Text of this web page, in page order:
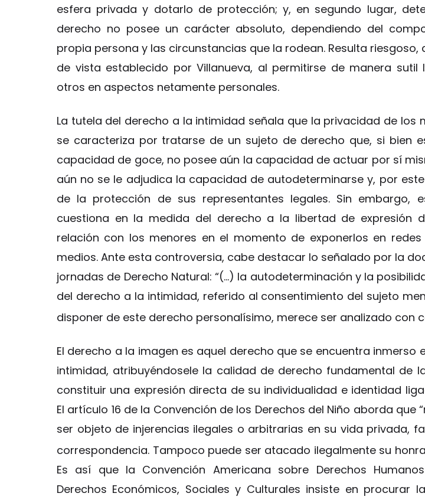
esfera privada y dotarlo de protección; y, en segundo lugar,
derecho no posee un carácter absoluto, dependiendo del
propia persona y las circunstancias que la rodean. Resulta riesgoso,
de vista establecido por Villanueva, al permitirse de manera sutil
otros en aspectos netamente personales.
La tutela del derecho a la intimidad señala que la privacidad de los
se caracteriza por tratarse de un sujeto de derecho que, si bien
capacidad de goce, no posee aún la capacidad de actuar por sí
aún no se le adjudica la capacidad de autodeterminarse y, por
de la protección de sus representantes legales. Sin embargo,
cuestiona en la medida del derecho a la libertad de expresión
relación con los menores en el momento de exponerlos en
medios. Ante esta controversia, cabe destacar lo señalado por la
jornadas de Derecho Natural: “(…) la autodeterminación y la
del derecho a la intimidad, referido al consentimiento del sujeto
disponer de este derecho personalísimo, merece ser analizado con
El derecho a la imagen es aquel derecho que se encuentra inmerso
intimidad, atribuyéndosele la calidad de derecho fundamental de
constituir una expresión directa de su individualidad e identidad
El artículo 16 de la Convención de los Derechos del Niño aborda que
ser objeto de injerencias ilegales o arbitrarias en su vida privada,
correspondencia. Tampoco puede ser atacado ilegalmente su
Es así que la Convención Americana sobre Derechos
Derechos Económicos, Sociales y Culturales insiste en procurar